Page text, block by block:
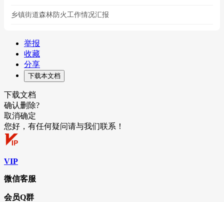
乡镇街道森林防火工作情况汇报
举报
收藏
分享
下载本文档
下载文档
确认删除?
取消确定
您好，有任何疑问请与我们联系！
VIP
微信客服
会员Q群